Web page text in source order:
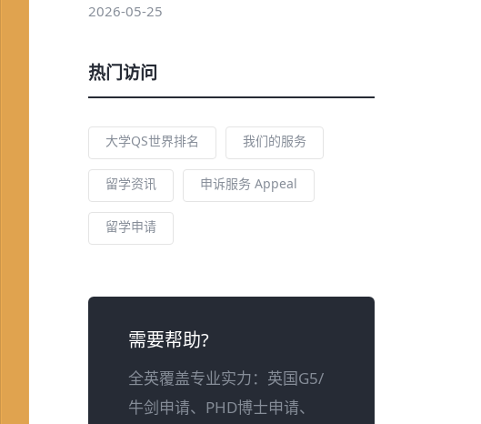
2026-05-25
热门访问
大学QS世界排名 我们的服务
留学资讯 申诉服务 Appeal
留学申请
需要帮助?
全英覆盖专业实力：英国G5/
牛剑申请、PHD博士申请、